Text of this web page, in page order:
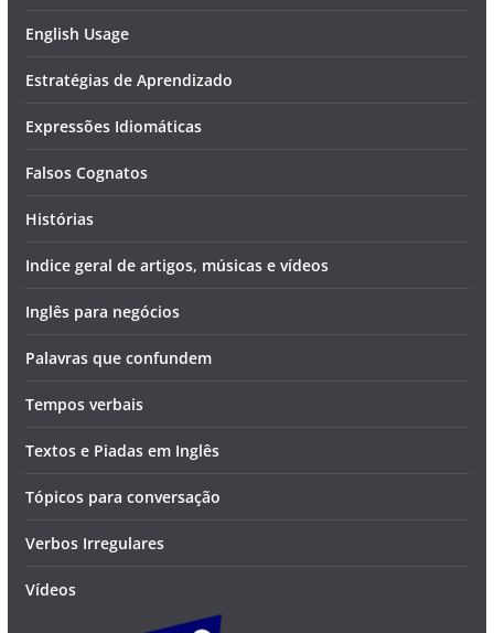
English Usage
Estratégias de Aprendizado
Expressões Idiomáticas
Falsos Cognatos
Histórias
Indice geral de artigos, músicas e vídeos
Inglês para negócios
Palavras que confundem
Tempos verbais
Textos e Piadas em Inglês
Tópicos para conversação
Verbos Irregulares
Vídeos